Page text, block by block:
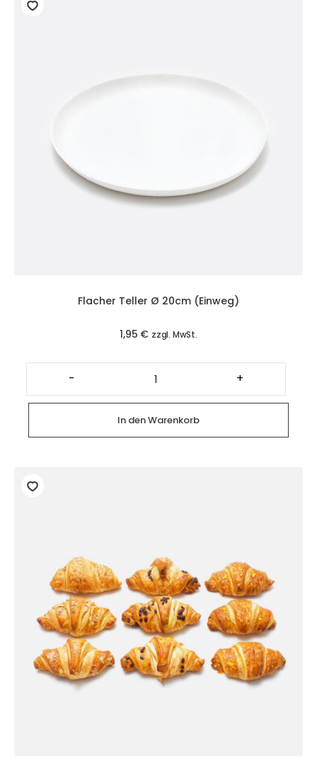
Flacher Teller Ø 20cm (Einweg)
1,95 € zzgl. MwSt.
-
Flacher
Teller
Ø
20cm
(Einweg)
Menge
+
In den Warenkorb